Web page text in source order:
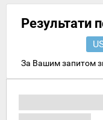
Результати
За Вашим запитом